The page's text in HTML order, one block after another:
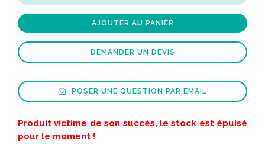
AJOUTER AU PANIER
DEMANDER UN DEVIS
POSER UNE QUESTION PAR EMAIL
Produit victime de son succès, le stock est épuisé
pour le moment !